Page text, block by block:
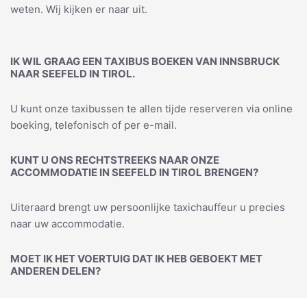
weten. Wij kijken er naar uit.
IK WIL GRAAG EEN TAXIBUS BOEKEN VAN INNSBRUCK
NAAR SEEFELD IN TIROL.
U kunt onze taxibussen te allen tijde reserveren via online
boeking, telefonisch of per e-mail.
KUNT U ONS RECHTSTREEKS NAAR ONZE
ACCOMMODATIE IN SEEFELD IN TIROL BRENGEN?
Uiteraard brengt uw persoonlijke taxichauffeur u precies
naar uw accommodatie.
MOET IK HET VOERTUIG DAT IK HEB GEBOEKT MET
ANDEREN DELEN?